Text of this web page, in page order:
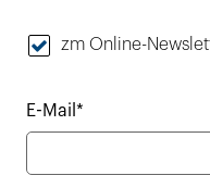
zm Online-
E-Mail*